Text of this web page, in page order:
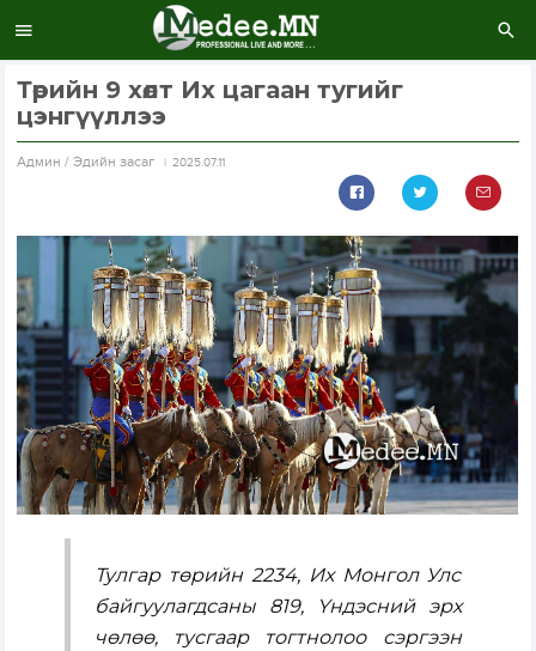
Төрийн 9 хөлт Их цагаан тугийг
цэнгүүллээ
Aдмин / Эдийн засаг 2025.07.11
Тулгар төрийн 2234, Их Монгол Улс
байгуулагдсаны 819, Үндэсний эрх
чөлөө, тусгаар тогтнолоо сэргээн